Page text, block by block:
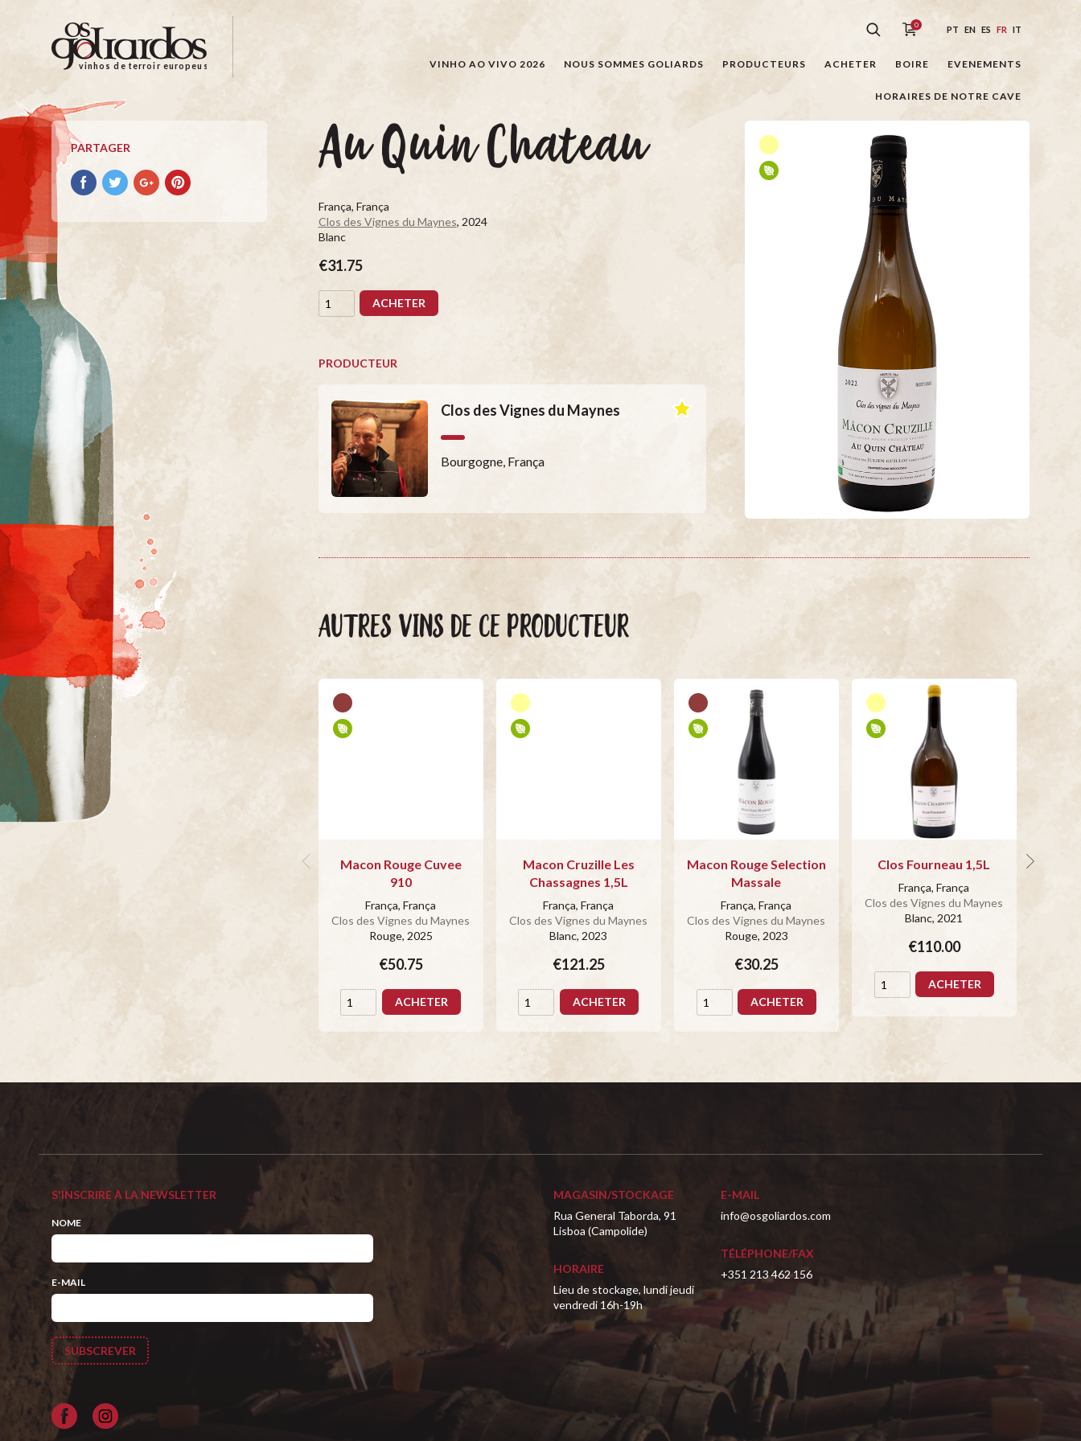
Os
Goliardos
Vinhos
de
Terroir
Europeus
vinhos de terroir europeus
0 PT EN ES FR IT
VINHO AO VIVO 2026 NOUS SOMMES GOLIARDS PRODUCTEURS ACHETER BOIRE EVENEMENTS
HORAIRES DE NOTRE CAVE
PARTAGER
Partager
avec
Partager
avec
Partager
avec
Partager
avec
Au Quin Chateau
França, França
Clos des Vignes du Maynes, 2024
Blanc
€31.75
ACHETER
PRODUCTEUR
Clos des Vignes du Maynes
Bourgogne, França
AUTRES VINS DE CE PRODUCTEUR
Macon Rouge Cuvee
910
França, França
Clos des Vignes du Maynes
Rouge, 2025
€50.75
ACHETER
Macon Cruzille Les
Chassagnes 1,5L
França, França
Clos des Vignes du Maynes
Blanc, 2023
€121.25
ACHETER
Macon Rouge Selection
Massale
França, França
Clos des Vignes du Maynes
Rouge, 2023
€30.25
ACHETER
Clos Fourneau 1,5L
França, França
Clos des Vignes du Maynes
Blanc, 2021
€110.00
ACHETER
S'INSCRIRE À LA NEWSLETTER
NOME
E-MAIL
Facebook
MAGASIN/STOCKAGE
Rua General Taborda, 91
Lisboa (Campolide)
HORAIRE
Lieu de stockage, lundi jeudi
vendredi 16h-19h
E-MAIL
info@osgoliardos.com
TÉLÉPHONE/FAX
+351 213 462 156